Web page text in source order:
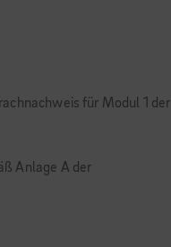
für Modul 1 der
Anlage A der